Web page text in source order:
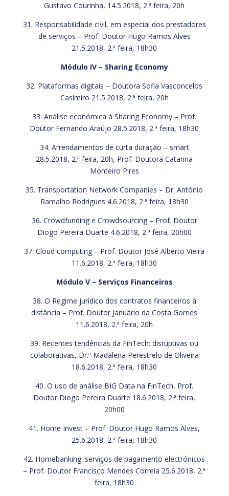
Gustavo Courinha, 14.5.2018, 2.ª feira, 20h
31. Responsabilidade civil, em especial dos prestadores
de serviços – Prof. Doutor Hugo Ramos Alves
21.5.2018, 2.ª feira, 18h30
Módulo IV – Sharing Economy
32. Plataformas digitais – Doutora Sofia Vasconcelos
Casimiro 21.5.2018, 2.ª feira, 20h
33. Análise económica à Sharing Economy – Prof.
Doutor Fernando Araújo 28.5.2018, 2.ª feira, 18h30
34. Arrendamentos de curta duração – smart
28.5.2018, 2.ª feira, 20h, Prof. Doutora Catarina
Monteiro Pires
35. Transportation Network Companies – Dr. António
Ramalho Rodrigues 4.6.2018, 2.ª feira, 18h30
36. Crowdfunding e Crowdsourcing – Prof. Doutor
Diogo Pereira Duarte 4.6.2018, 2.ª feira, 20h00
37. Cloud computing – Prof. Doutor José Alberto Vieira
11.6.2018, 2.ª feira, 18h30
Módulo V – Serviços Financeiros
38. O Regime jurídico dos contratos financeiros à
distância – Prof. Doutor Januário da Costa Gomes
11.6.2018, 2.ª feira, 20h
39. Recentes tendências da FinTech: disruptivas ou
colaborativas, Dr.ª Madalena Perestrelo de Oliveira
18.6.2018, 2.ª feira, 18h30
40. O uso de análise BIG Data na FinTech, Prof.
Doutor Diogo Pereira Duarte 18.6.2018, 2.ª feira,
20h00
41. Home Invest – Prof. Doutor Hugo Ramos Alves,
25.6.2018, 2.ª feira, 18h30
42. Homebanking: serviços de pagamento electrónicos
– Prof. Doutor Francisco Mendes Correia 25.6.2018, 2.ª
feira, 18h30